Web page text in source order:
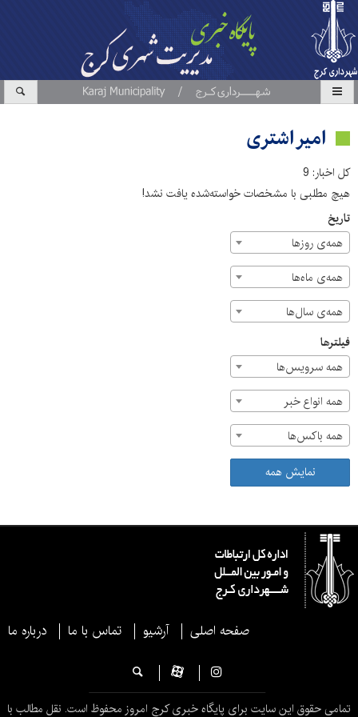
امیر اشتری
کل اخبار: 9
هیچ مطلبی با مشخصات خواسته‌شده یافت نشد!
تاریخ
همه‌ی روزها
همه‌ی ماه‌ها
همه‌ی سال‌ها
فیلترها
همه سرویس‌ها
همه انواع خبر
همه باکس‌ها
نمایش همه
صفحه اصلی آرشیو تماس با ما درباره ما
تمامی حقوق این سایت برای پایگاه خبری کرج امروز محفوظ است. نقل مطالب با